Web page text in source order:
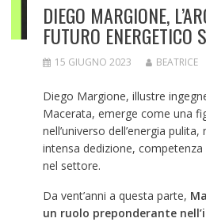
DIEGO MARGIONE,
FUTURO ENERGETICO
15 GIUGNO 2023 BEATRICE
Diego Margione, illustre
Macerata, emerge come una
nell’universo dell’energia
intensa dedizione,
nel settore.
Da vent’anni a questa parte,
un ruolo preponderante